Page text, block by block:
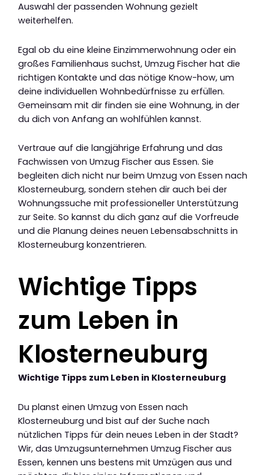
Auswahl der passenden Wohnung gezielt
weiterhelfen.
Egal ob du eine kleine Einzimmerwohnung oder ein
großes Familienhaus suchst, Umzug Fischer hat die
richtigen Kontakte und das nötige Know-how, um
deine individuellen Wohnbedürfnisse zu erfüllen.
Gemeinsam mit dir finden sie eine Wohnung, in der
du dich von Anfang an wohlfühlen kannst.
Vertraue auf die langjährige Erfahrung und das
Fachwissen von Umzug Fischer aus Essen. Sie
begleiten dich nicht nur beim Umzug von Essen nach
Klosterneuburg, sondern stehen dir auch bei der
Wohnungssuche mit professioneller Unterstützung
zur Seite. So kannst du dich ganz auf die Vorfreude
und die Planung deines neuen Lebensabschnitts in
Klosterneuburg konzentrieren.
Wichtige Tipps
zum Leben in
Klosterneuburg
Wichtige Tipps zum Leben in Klosterneuburg
Du planst einen Umzug von Essen nach
Klosterneuburg und bist auf der Suche nach
nützlichen Tipps für dein neues Leben in der Stadt?
Wir, das Umzugsunternehmen Umzug Fischer aus
Essen, kennen uns bestens mit Umzügen aus und